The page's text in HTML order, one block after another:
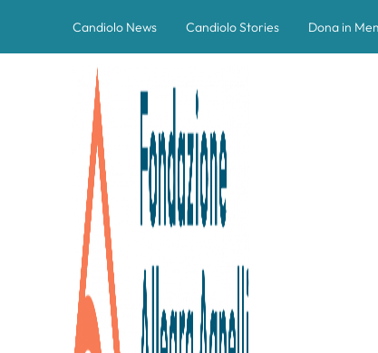
Candiolo News Candiolo Stories Dona in